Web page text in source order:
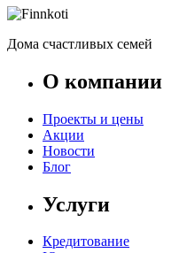
Дома счастливых семей
О компании
Проекты и цены
Акции
Новости
Блог
Услуги
Кредитование